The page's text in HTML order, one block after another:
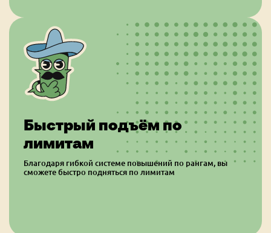
Быстрый подъём по
лимитам
Благодаря гибкой системе повышений по рангам, вы
сможете быстро подняться по лимитам